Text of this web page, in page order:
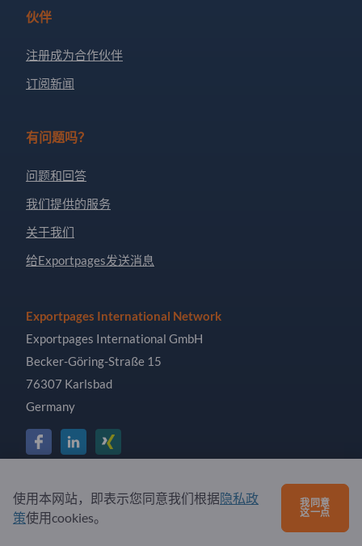
伙伴
注册成为合作伙伴
订阅新闻
有问题吗？
问题和回答
我们提供的服务
关于我们
给Exportpages发送消息
Exportpages International Network
Exportpages International GmbH
Becker-Göring-Straße 15
76307 Karlsbad
Germany
Copyright © 2026 Exportpages International GmbH. All
Rights Reserved.
使用本网站，即表示您同意我们根据隐私政
策使用cookies。
我同意
这一点